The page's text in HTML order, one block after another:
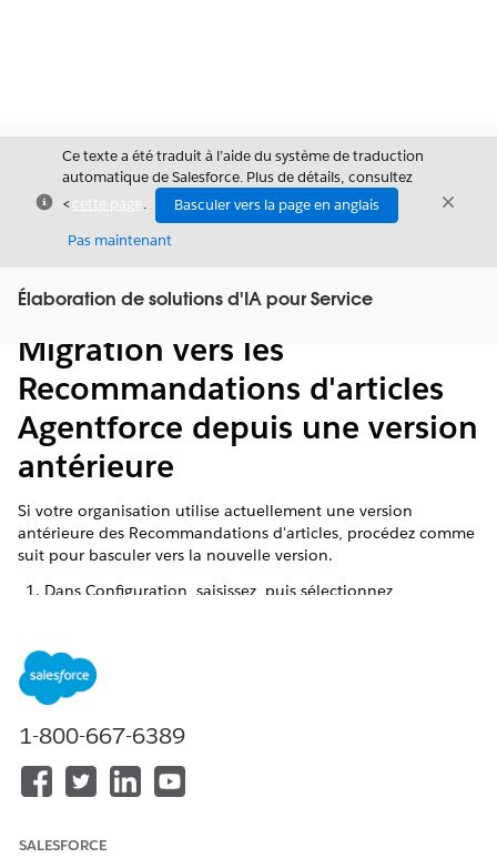
Fermer
Ce texte a été traduit à l’aide du système de traduction
automatique de Salesforce. Plus de détails, consultez
<cette page .
Basculer vers la page en anglais
Pas maintenant
Fermer
Élaboration de solutions d'IA pour Service
Afficher la table des matières
Table des
Migration vers les
Recommandations d'articles
Agentforce depuis une version
antérieure
Si votre organisation utilise actuellement une version
antérieure des Recommandations d'articles, procédez comme
suit pour basculer vers la nouvelle version.
Dans Configuration, saisissez, puis sélectionnez
Affichez le composant Notification qui vous informe que
vous pouvez basculer vers les Recommandations d'articles
pilotées par Data 360. Cliquez sur le bouton de cette
notification pour accéder directement à l'onglet dans
Sous l'onglet Recommandations d'articles pour des
requêtes (Data Cloud), activez le commutateur principal.
1-800-667-6389
SALESFORCE